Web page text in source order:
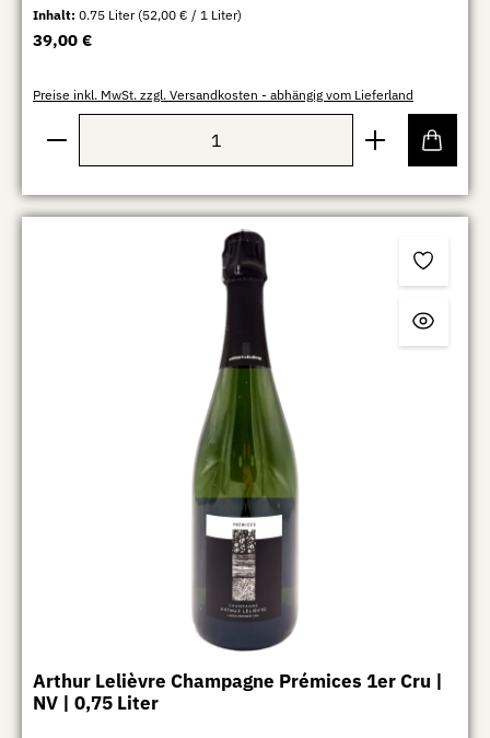
Inhalt:0.75 Liter (52,00 € / 1 Liter)
Regulärer Preis:
39,00 €
Preise inkl. MwSt. zzgl. Versandkosten - abhängig vom Lieferland
Produkt Anzahl: Gib den gewünschten Wert ein
Arthur Lelièvre Champagne Prémices 1er Cru |
NV | 0,75 Liter